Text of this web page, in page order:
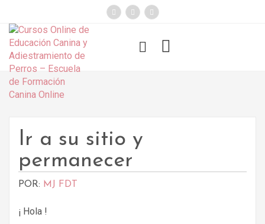
Funny Dogs
Ir a su sitio y
permanecer
POR: MJ FDT
¡ Hola !